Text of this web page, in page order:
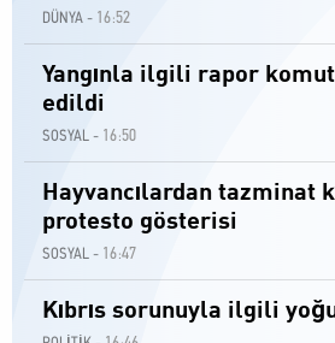
DÜNYA - 16:52
Yangınla ilgili rapor
edildi
SOSYAL - 16:50
Hayvancılardan tazminat
protesto gösterisi
SOSYAL - 16:47
Kıbrıs sorunuyla ilgili